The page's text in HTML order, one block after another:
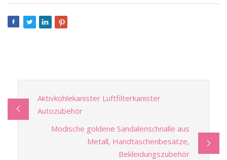
Aktivkohlekanister Luftfilterkanister
Autozubehör
Modische goldene Sandalenschnalle aus
Metall, Handtaschenbesätze,
Bekleidungszubehör